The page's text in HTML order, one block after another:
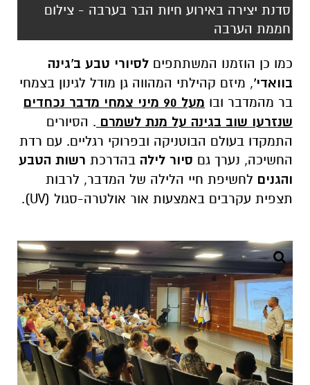
סדנת יצירה באירוע חיות הבר בערבה - צילום
חממת הערבה
כמו כן הוזמנו המשתתפים לסיורי טבע ב'גינה
בוואדי', מיזם קהילתי המהווה גן מודל לגינון בצמחי
בר מהמדבר ובו
מעל 90 מיני צמחי מדבר נכחדים
שנזרעו שוב בגינה על מנת לשמרם . הסיורים
התמקדו בעולם הבוטניקה ובפרוקי רגליים. עם רדת
החשיכה, נערך גם סיור לילה בהדרכת רשות הטבע
והגנים לחשיפת חיי הלילה של המדבר, לרבות
תצפית עקרבים באמצעות אור אולטרה-סגול (UV).